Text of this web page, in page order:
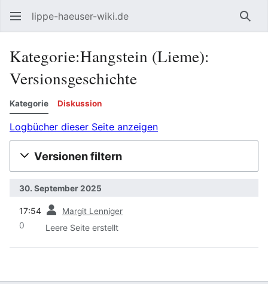
lippe-haeuser-wiki.de
Kategorie:Hangstein (Lieme):
Versionsgeschichte
Kategorie Diskussion
Logbücher dieser Seite anzeigen
Versionen filtern
30. September 2025
17:54 Margit Lenniger
0 Leere Seite erstellt